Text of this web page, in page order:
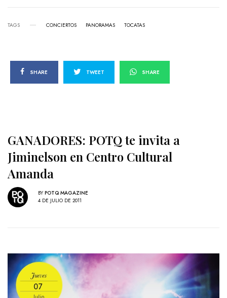
TAGS CONCIERTOS PANORAMAS TOCATAS
SHARE TWEET SHARE
GANADORES: POTQ te invita a
Jiminelson en Centro Cultural
Amanda
BY POTQ MAGAZINE
4 DE JULIO DE 2011